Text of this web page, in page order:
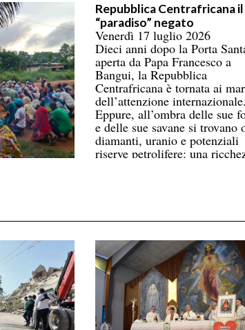
coinvolte, superando ormai
Donne e bambini pagano il
più alto. La carenza di
infrastrutture nella catena del
freddo fa perdere oltre un terzo
della produzione di frutta,
pesce e latticini.
Repubblica Centrafricana il
“paradiso” negato
Venerdì 17 luglio 2026
Dieci anni dopo la Porta
aperta da Papa Francesco a
Bangui, la Repubblica
Centrafricana è tornata ai
dell’attenzione
Eppure, all’ombra delle sue
e delle sue savane si trovano
diamanti, uranio e potenziali
riserve petrolifere: una